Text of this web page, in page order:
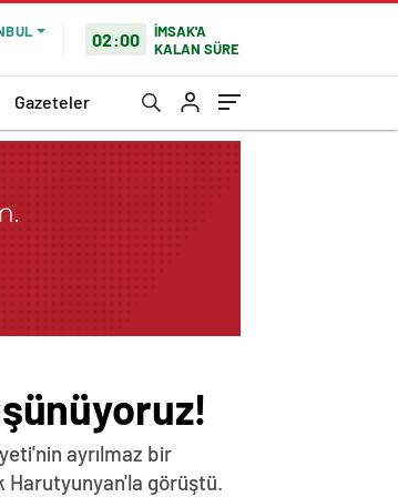
02:00
İMSAK'A
KALAN SÜRE
Gazeteler
ayrılmaz bir
Harutyunyan'la görüştü.